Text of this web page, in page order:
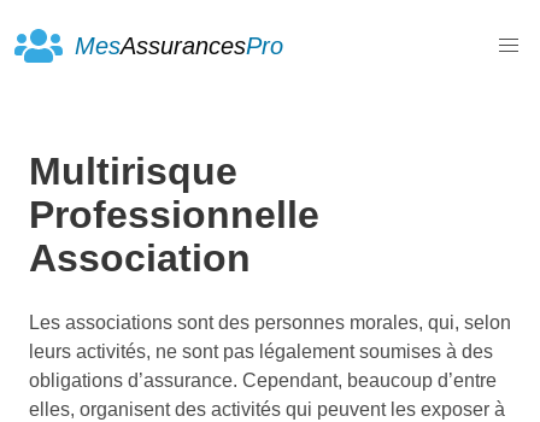
MesAssurancesPro
Multirisque
Professionnelle
Association
Les associations sont des personnes morales, qui, selon
leurs activités, ne sont pas légalement soumises à des
obligations d’assurance. Cependant, beaucoup d’entre
elles, organisent des activités qui peuvent les exposer à